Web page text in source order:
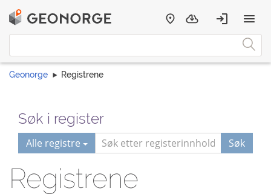
Geonorge Registrene
Søk i register
Alle registre Søk
Registrene